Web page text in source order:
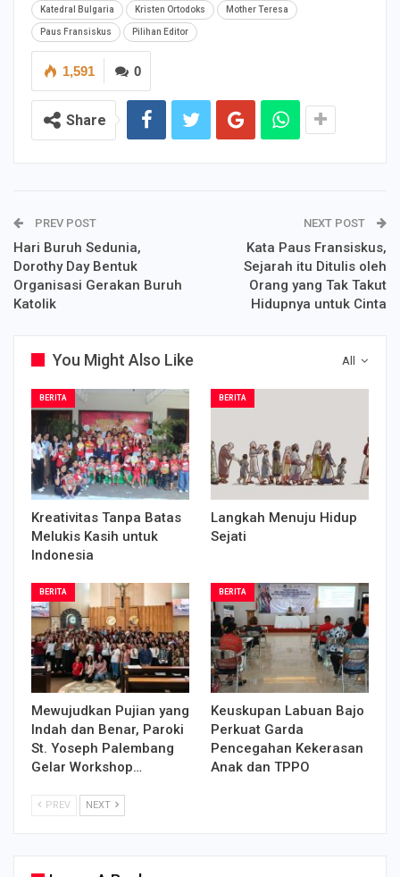
Katedral Bulgaria Kristen Ortodoks Mother Teresa
Paus Fransiskus Pilihan Editor
0
1,591
Share
PREV POST
Hari Buruh Sedunia,
Dorothy Day Bentuk
Organisasi Gerakan Buruh
Katolik
NEXT POST
Kata Paus Fransiskus,
Sejarah itu Ditulis oleh
Orang yang Tak Takut
Hidupnya untuk Cinta
All
You Might Also Like
BERITA
Kreativitas Tanpa Batas
Melukis Kasih untuk
Indonesia
BERITA
Langkah Menuju Hidup
Sejati
BERITA
Mewujudkan Pujian yang
Indah dan Benar, Paroki
St. Yoseph Palembang
Gelar Workshop…
BERITA
Keuskupan Labuan Bajo
Perkuat Garda
Pencegahan Kekerasan
Anak dan TPPO
PREV NEXT